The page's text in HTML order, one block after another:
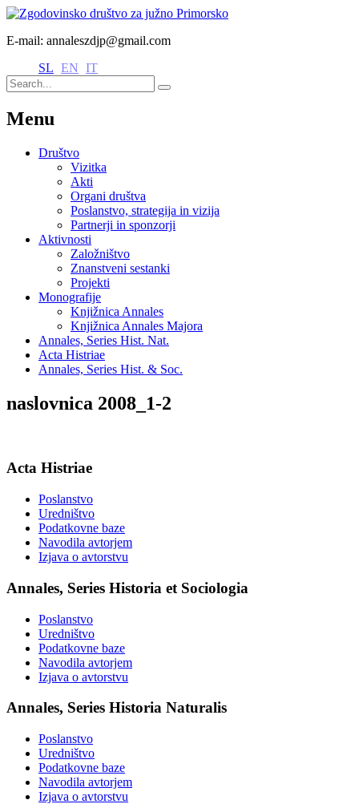
E-mail: annaleszdjp@gmail.com
SL EN IT
Menu
Društvo
Vizitka
Akti
Organi društva
Poslanstvo, strategija in vizija
Partnerji in sponzorji
Aktivnosti
Založništvo
Znanstveni sestanki
Projekti
Monografije
Knjižnica Annales
Knjižnica Annales Majora
Annales, Series Hist. Nat.
Acta Histriae
Annales, Series Hist. & Soc.
naslovnica 2008_1-2
Acta Histriae
Poslanstvo
Uredništvo
Podatkovne baze
Navodila avtorjem
Izjava o avtorstvu
Annales, Series Historia et Sociologia
Poslanstvo
Uredništvo
Podatkovne baze
Navodila avtorjem
Izjava o avtorstvu
Annales, Series Historia Naturalis
Poslanstvo
Uredništvo
Podatkovne baze
Navodila avtorjem
Izjava o avtorstvu